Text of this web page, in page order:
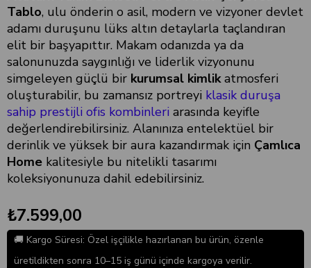
Tablo, ulu önderin o asil, modern ve vizyoner devlet
adamı duruşunu lüks altın detaylarla taçlandıran
elit bir başyapıttır. Makam odanızda ya da
salonunuzda saygınlığı ve liderlik vizyonunu
simgeleyen güçlü bir kurumsal kimlikatmosferi
oluşturabilir, bu zamansız portreyi klasik duruşa
sahip prestijli ofis kombinleri arasında keyifle
değerlendirebilirsiniz. Alanınıza entelektüel bir
derinlik ve yüksek bir aura kazandırmak için Çamlıca
Home kalitesiyle bu nitelikli tasarımı
koleksiyonunuza dahil edebilirsiniz.
₺7.599,00
🚚 Kargo Süresi: Özel işçilikle hazırlanan bu ürün, özenle
üretildikten sonra 10–15 iş günü içinde kargoya verilir.